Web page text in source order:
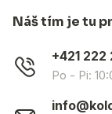
Náš tím je tu
+421 222
Po - Pi: